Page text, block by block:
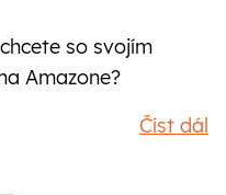
so svojím
Amazone?
Číst dál